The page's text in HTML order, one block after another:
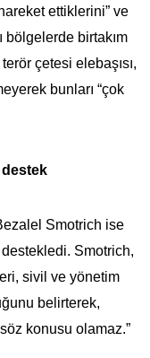
ettiklerini” ve
bölgelerde birtakım
çetesi elebaşısı,
bunları “çok
destek
Smotrich ise
destekledi. Smotrich,
sivil ve yönetim
belirterek,
söz konusu olamaz.”